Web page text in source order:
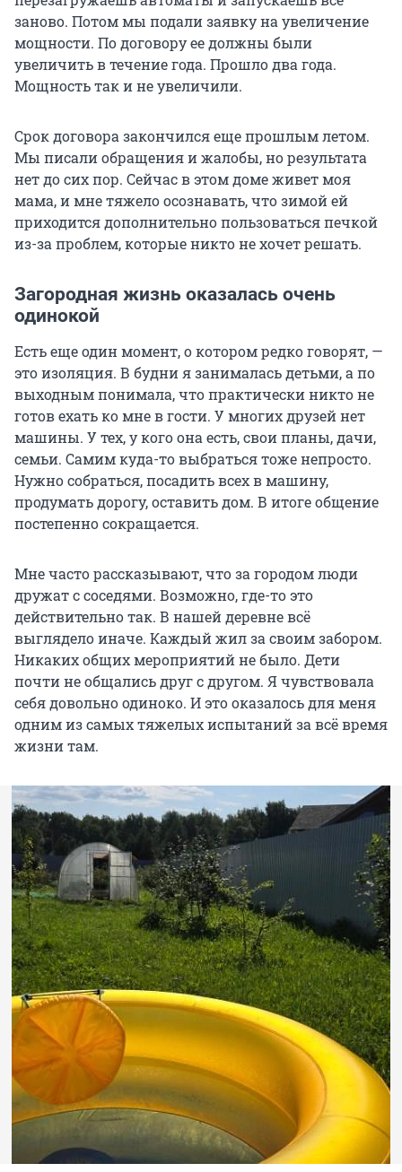
заново. Потом мы подали заявку на увеличение
мощности. По договору ее должны были
увеличить в течение года. Прошло два года.
Мощность так и не увеличили.
Срок договора закончился еще прошлым летом.
Мы писали обращения и жалобы, но результата
нет до сих пор. Сейчас в этом доме живет моя
мама, и мне тяжело осознавать, что зимой ей
приходится дополнительно пользоваться печкой
из-за проблем, которые никто не хочет решать.
Загородная жизнь оказалась очень
одинокой
Есть еще один момент, о котором редко говорят, —
это изоляция. В будни я занималась детьми, а по
выходным понимала, что практически никто не
готов ехать ко мне в гости. У многих друзей нет
машины. У тех, у кого она есть, свои планы, дачи,
семьи. Самим куда-то выбраться тоже непросто.
Нужно собраться, посадить всех в машину,
продумать дорогу, оставить дом. В итоге общение
постепенно сокращается.
Мне часто рассказывают, что за городом люди
дружат с соседями. Возможно, где-то это
действительно так. В нашей деревне всё
выглядело иначе. Каждый жил за своим забором.
Никаких общих мероприятий не было. Дети
почти не общались друг с другом. Я чувствовала
себя довольно одиноко. И это оказалось для меня
одним из самых тяжелых испытаний за всё время
жизни там.